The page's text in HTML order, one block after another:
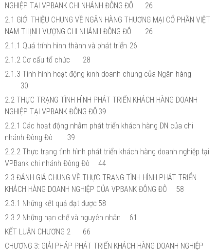
NGHIỆP TẠI VPBANK CHI NHÁNH ĐÔNG ĐÔ
26
2.1 GIỚI THIỆU CHUNG VỀ NGÂN HÀNG THUƠNG MẠI CỔ PHẦN VIỆT
NAM THỊNH VƯỢNG CHI NHÁNH ĐÔNG ĐÔ
26
2.1.1 Quá trính hình thành và phát triển 26
2.1.2 Cơ cấu tổ chức
28
2.1.3 Tình hình hoạt động kinh doanh chung của Ngân hàng
30
2.2 THỰC TRẠNG TÌNH HÌNH PHÁT TRIỂN KHÁCH HÀNG DOANH
NGHIỆP TẠI VPBANK ĐÔNG ĐÔ 39
2.2.1 Các hoạt động nhằm phát triển khách hàng DN của chi
nhánh Đông Đô
39
2.2.2 Thực trạng tình hình phát triển khách hàng doanh nghiệp tại
VPBank chi nhánh Đông Đô
44
2.3 ĐÁNH GIÁ CHUNG VỀ THỰC TRẠNG TÌNH HÌNH PHÁT TRIỂN
KHÁCH HÀNG DOANH NGHIỆP CỦA VPBANK ĐÔNG ĐÔ
58
2.3.1 Những kết quả đạt được 58
2.3.2 Những hạn chế và nguyên nhân
61
KẾT LUẬN CHƯƠNG 2
66
CHƯƠNG 3: GIẢI PHÁP PHÁT TRIỂN KHÁCH HÀNG DOANH NGHIỆP